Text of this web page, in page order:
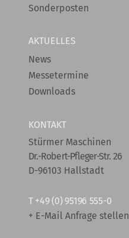
Sonderposten
AKTUELLES
News
Messetermine
Downloads
KONTAKT
Stürmer Maschinen
Dr.-Robert-Pfleger-Str. 26
D-96103 Hallstadt
T +49 (0) 95196 555-0
+ E-Mail Anfrage stellen